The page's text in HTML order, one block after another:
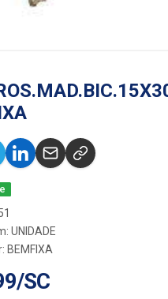
UNIDADE
BEMFIXA
SC